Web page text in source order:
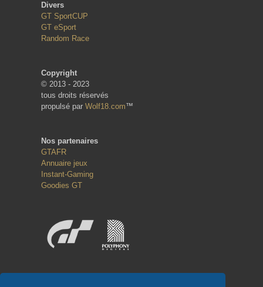
Divers
GT SportCUP
GT eSport
Random Race
Copyright
© 2013 - 2023
tous droits réservés
propulsé par Wolf18.com™
Nos partenaires
GTAFR
Annuaire jeux
Instant-Gaming
Goodies GT